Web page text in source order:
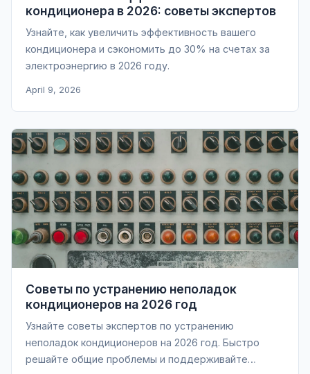
кондиционера в 2026: советы экспертов
Узнайте, как увеличить эффективность вашего
кондиционера и сэкономить до 30% на счетах за
электроэнергию в 2026 году.
April 9, 2026
Советы по устранению неполадок
кондиционеров на 2026 год
Узнайте советы экспертов по устранению
неполадок кондиционеров на 2026 год. Быстро
решайте общие проблемы и поддерживайте